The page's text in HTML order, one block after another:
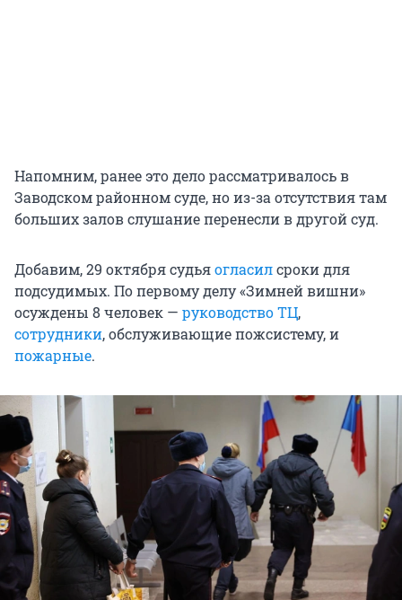
Напомним, ранее это дело рассматривалось в
Заводском районном суде, но из-за отсутствия там
больших залов слушание перенесли в другой суд.
Добавим, 29 октября судьяогласилсроки для
подсудимых. По первому делу «Зимней вишни»
осуждены 8 человек — руководство ТЦ,
сотрудники, обслуживающие пожсистему, и
пожарные.